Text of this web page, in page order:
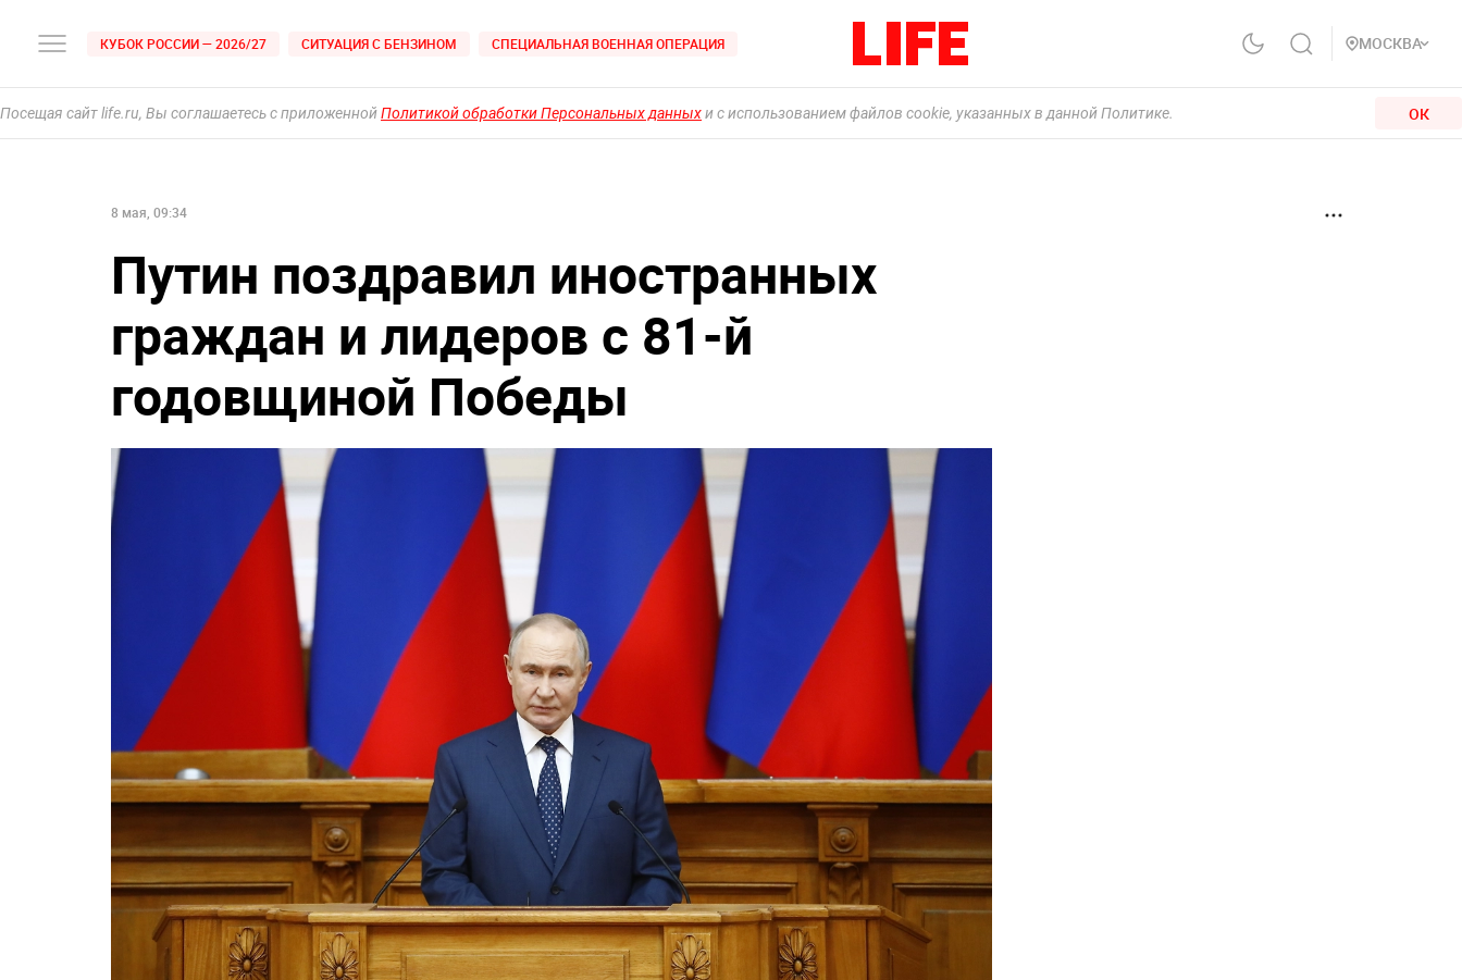
КУБОК РОССИИ — 2026/27 СИТУАЦИЯ С БЕНЗИНОМ СПЕЦИАЛЬНАЯ ВОЕННАЯ ОПЕРАЦИЯ МОСКВА
Посещая сайт life.ru, Вы соглашаетесь с приложеннойПолитикой обработки Персональных данныхи с использованием файлов cookie, указанных в данной Политике. ОК
8 мая, 09:34
Путин поздравил иностранных
граждан и лидеров с 81-й
годовщиной Победы